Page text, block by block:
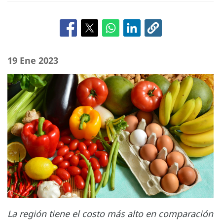
19 Ene 2023
La región tiene el costo más alto en comparación